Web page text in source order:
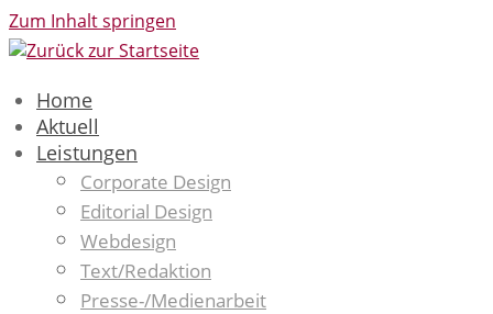
Zum Inhalt springen
Home
Aktuell
Leistungen
Corporate Design
Editorial Design
Webdesign
Text/Redaktion
Presse-/Medienarbeit